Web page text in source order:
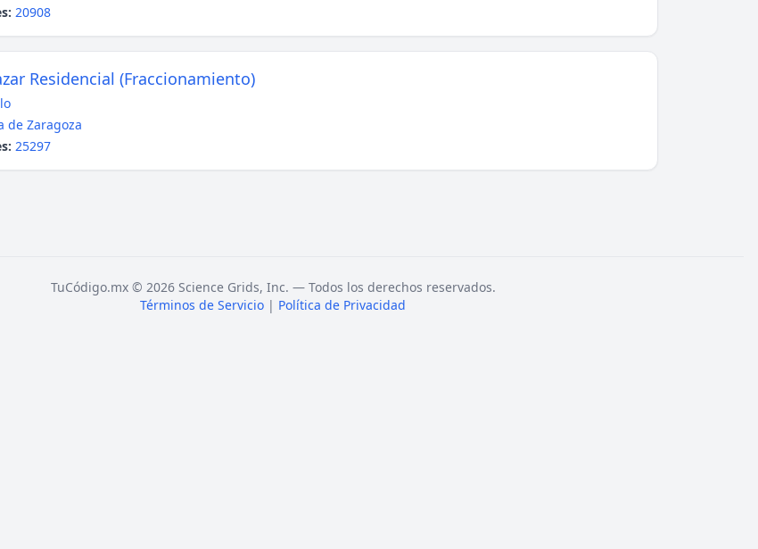
20908
Residencial (Fraccionamiento)
de Zaragoza
25297
TuCódigo.mx © 2026 Science Grids, Inc. — Todos los derechos reservados.
Términos de Servicio | Política de Privacidad